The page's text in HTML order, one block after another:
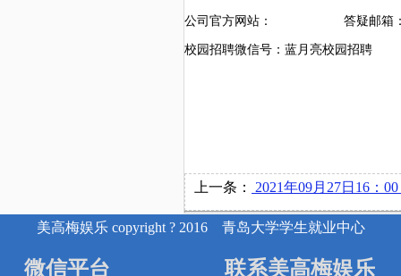
公司官方网站： 答疑邮箱
校园招聘微信号：蓝月亮校园招聘
上一条： 2021年09月27日16：00 青岛易来智能科技股份有限公司在
美高梅娱乐 copyright ? 2016 青岛大学学生就业中心
微信平台 联系美高梅娱乐